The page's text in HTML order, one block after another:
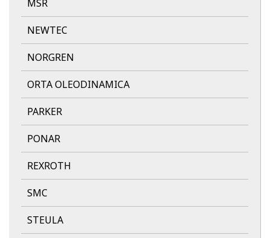
MSR
NEWTEC
NORGREN
ORTA OLEODINAMICA
PARKER
PONAR
REXROTH
SMC
STEULA